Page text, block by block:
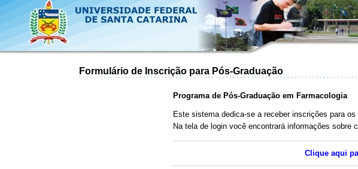
Formulário de Inscrição para Pós-Graduação
Programa de Pós-Graduação em Farmacologia
Este sistema dedica-se a receber inscrições para
Na tela de login você encontrará informações
Clique aqui